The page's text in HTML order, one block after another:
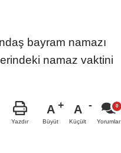
bayram namazı
namaz vaktini
Yazdır
A
Büyüt
A
Küçült Yorumlar